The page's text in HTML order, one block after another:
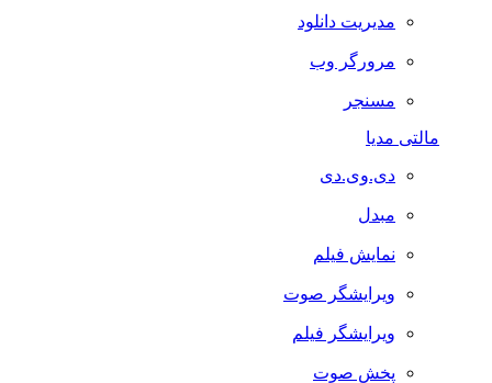
مدیریت دانلود
مرورگر وب
مسنجر
مالتی مدیا
دی.وی.دی
مبدل
نمایش فیلم
ویرایشگر صوت
ویرایشگر فیلم
پخش صوت